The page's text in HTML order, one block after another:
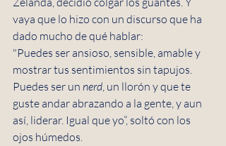
vaya que lo hizo con un discurso que ha
dado mucho de qué hablar:
"Puedes ser ansioso, sensible, amable y
mostrar tus sentimientos sin tapujos.
Puedes ser un nerd, un llorón y que te
guste andar abrazando a la gente, y aun
así, liderar. Igual que yo”, soltó con los
ojos húmedos.